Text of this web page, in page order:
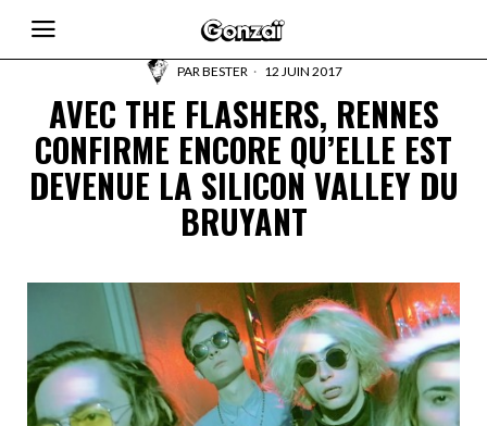
PARBESTER 12 JUIN 2017
AVEC THE FLASHERS, RENNES
CONFIRME ENCORE QU’ELLE EST
DEVENUE LA SILICON VALLEY DU
BRUYANT